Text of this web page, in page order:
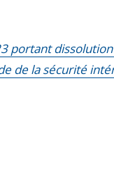
portant
de la sécurité